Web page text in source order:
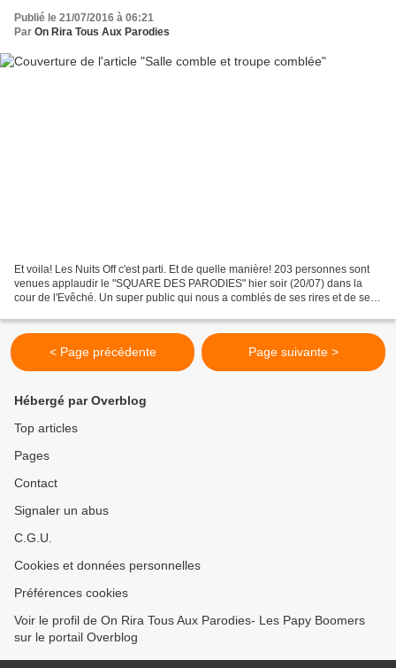
Publié le 21/07/2016 à 06:21
Par On Rira Tous Aux Parodies
Et voila! Les Nuits Off c'est parti. Et de quelle manière! 203 personnes sont
venues applaudir le "SQUARE DES PARODIES" hier soir (20/07) dans la
cour de l'Evêché. Un super public qui nous a comblés de ses rires et de ses
< Page précédente Page suivante >
Hébergé par Overblog
Top articles
Pages
Contact
Signaler un abus
C.G.U.
Cookies et données personnelles
Préférences cookies
Voir le profil de On Rira Tous Aux Parodies- Les Papy Boomers
sur le portail Overblog